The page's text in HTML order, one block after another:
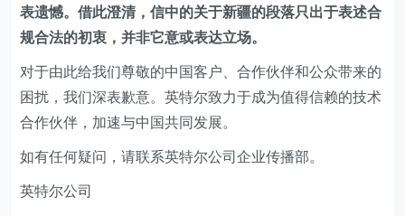
表遗憾。借此澄清，信中的关于新疆的段落只出于表述合
规合法的初衷，并非它意或表达立场。
对于由此给我们尊敬的中国客户、合作伙伴和公众带来的
困扰，我们深表歉意。英特尔致力于成为值得信赖的技术
合作伙伴，加速与中国共同发展。
如有任何疑问，请联系英特尔公司企业传播部。
英特尔公司